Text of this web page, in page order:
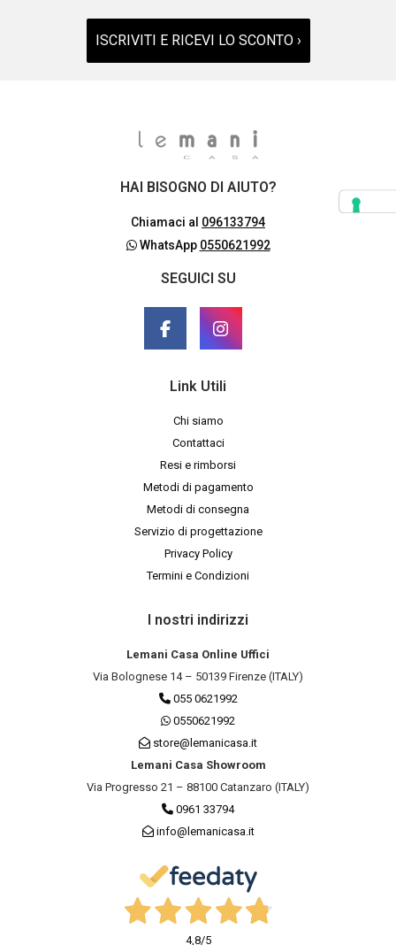
ISCRIVITI E RICEVI LO SCONTO ›
HAI BISOGNO DI AIUTO?
Chiamaci al 096133794
WhatsApp 0550621992
SEGUICI SU
Link Utili
Chi siamo
Contattaci
Resi e rimborsi
Metodi di pagamento
Metodi di consegna
Servizio di progettazione
Privacy Policy
Termini e Condizioni
I nostri indirizzi
Lemani Casa Online Uffici
Via Bolognese 14 – 50139 Firenze (ITALY)
055 0621992
0550621992
store@lemanicasa.it
Lemani Casa Showroom
Via Progresso 21 – 88100 Catanzaro (ITALY)
0961 33794
info@lemanicasa.it
4,8/5